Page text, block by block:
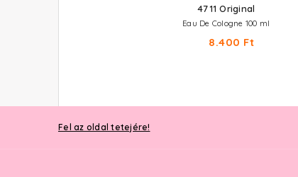
4711 Original
Eau De Cologne 100 ml
8.400 Ft
Fel az oldal tetejére!